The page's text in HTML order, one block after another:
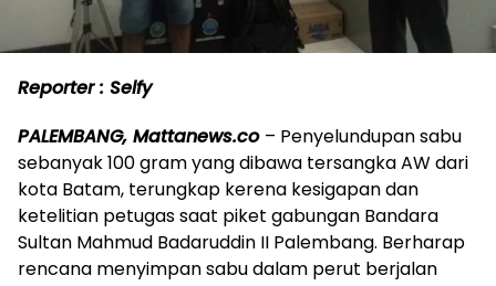
Reporter : Selfy
PALEMBANG, Mattanews.co – Penyelundupan sabu
sebanyak 100 gram yang dibawa tersangka AW dari
kota Batam, terungkap kerena kesigapan dan
ketelitian petugas saat piket gabungan Bandara
Sultan Mahmud Badaruddin II Palembang. Berharap
rencana menyimpan sabu dalam perut berjalan